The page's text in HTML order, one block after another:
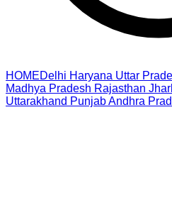
HOMEDelhi Haryana Uttar
Madhya Pradesh Rajasthan
Uttarakhand PunjabAndhra